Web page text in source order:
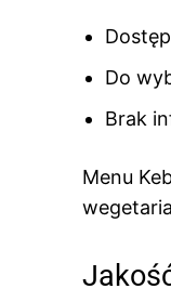
Do
Brak
Menu